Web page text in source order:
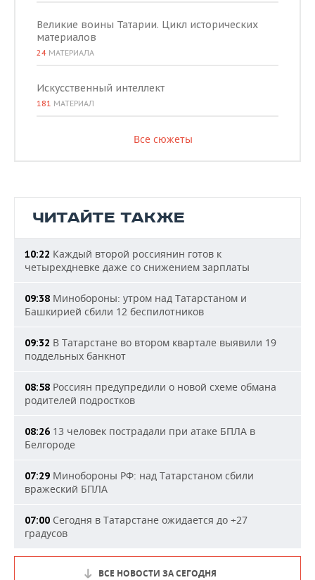
Великие воины Татарии. Цикл исторических
материалов
24 МАТЕРИАЛА
Искусственный интеллект
181 МАТЕРИАЛ
Все сюжеты
ЧИТАЙТЕ ТАКЖЕ
10:22 Каждый второй россиянин готов к
четырехдневке даже со снижением зарплаты
09:38 Минобороны: утром над Татарстаном и
Башкирией сбили 12 беспилотников
09:32 В Татарстане во втором квартале выявили 19
поддельных банкнот
08:58 Россиян предупредили о новой схеме обмана
родителей подростков
08:26 13 человек пострадали при атаке БПЛА в
Белгороде
07:29 Минобороны РФ: над Татарстаном сбили
вражеский БПЛА
07:00 Сегодня в Татарстане ожидается до +27
градусов
ВСЕ НОВОСТИ ЗА СЕГОДНЯ